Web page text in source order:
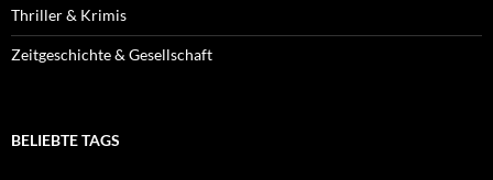
Thriller & Krimis
Zeitgeschichte & Gesellschaft
BELIEBTE TAGS